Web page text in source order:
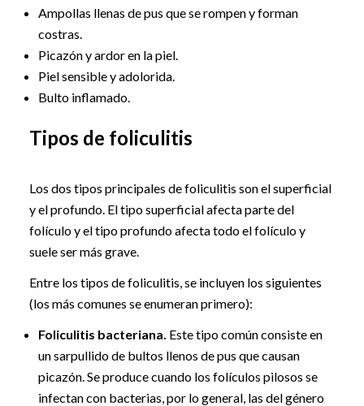
Ampollas llenas de pus que se rompen y forman
costras.
Picazón y ardor en la piel.
Piel sensible y adolorida.
Bulto inflamado.
Tipos de foliculitis
Los dos tipos principales de foliculitis son el superficial
y el profundo. El tipo superficial afecta parte del
folículo y el tipo profundo afecta todo el folículo y
suele ser más grave.
Entre los tipos de foliculitis, se incluyen los siguientes
(los más comunes se enumeran primero):
Foliculitis bacteriana. Este tipo común consiste en
un sarpullido de bultos llenos de pus que causan
picazón. Se produce cuando los folículos pilosos se
infectan con bacterias, por lo general, las del género